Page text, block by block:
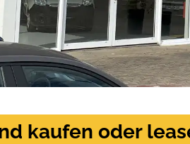
kaufen oder